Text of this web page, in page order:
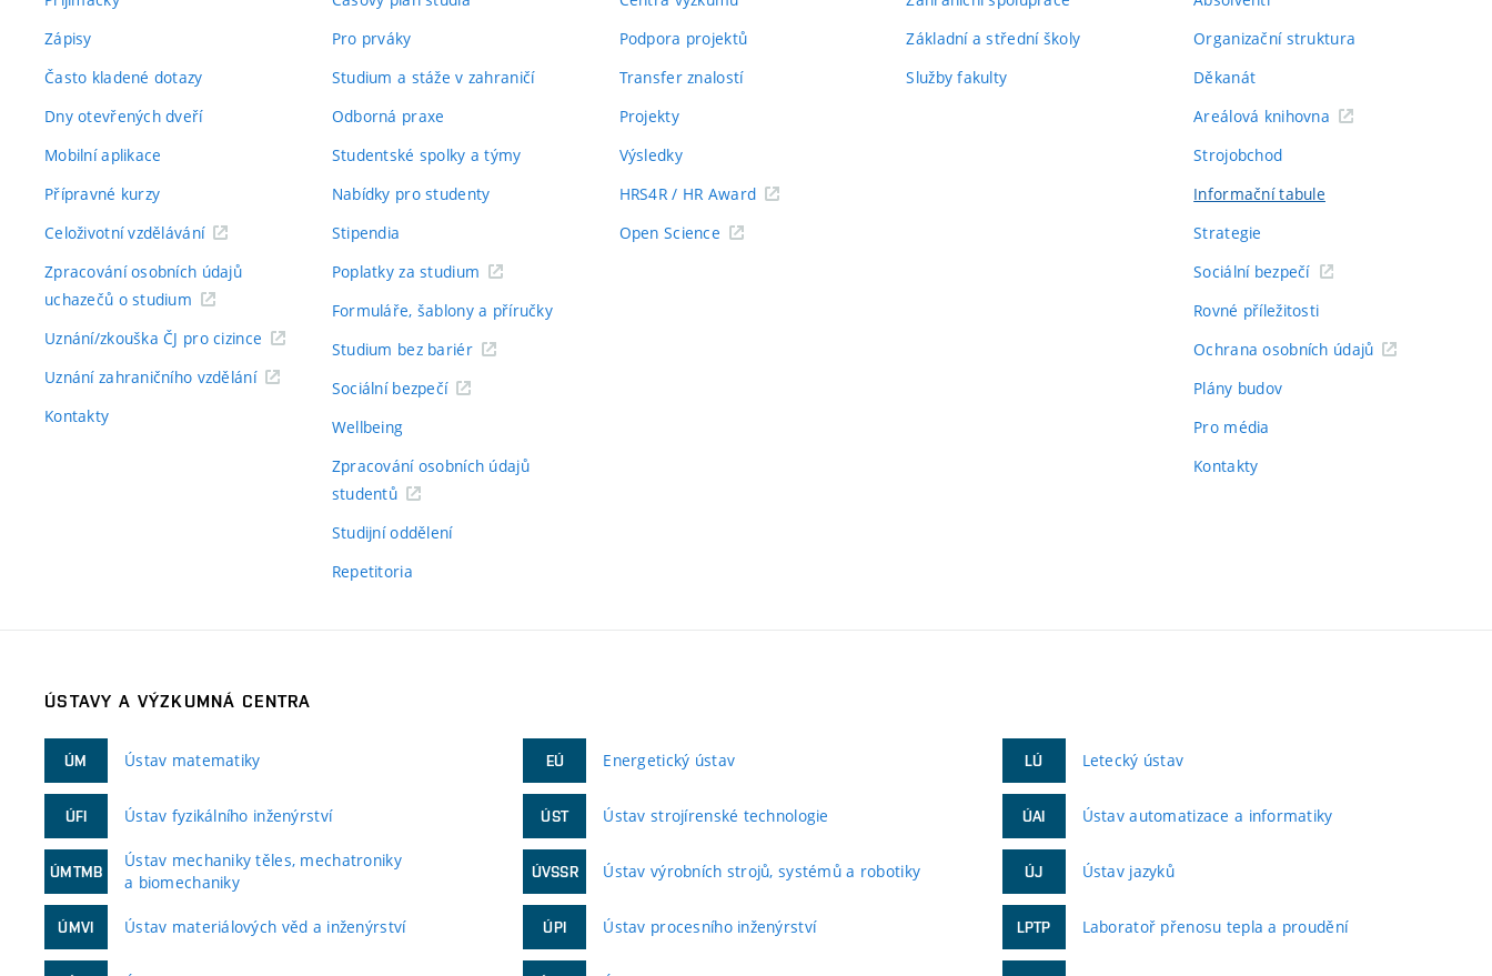
Zápisy
Často kladené dotazy
Dny otevřených dveří
Mobilní aplikace
Přípravné kurzy
Celoživotní vzdělávání
Zpracování osobních údajů
uchazečů o studium
Uznání/zkouška ČJ pro cizince
Uznání zahraničního vzdělání
Kontakty
Pro prváky
Studium a stáže v zahraničí
Odborná praxe
Studentské spolky a týmy
Nabídky pro studenty
Stipendia
Poplatky za studium
Formuláře, šablony a příručky
Studium bez bariér
Sociální bezpečí
Wellbeing
Zpracování osobních údajů
studentů
Studijní oddělení
Repetitoria
Podpora projektů
Transfer znalostí
Projekty
Výsledky
HRS4R / HR Award
Open Science
Základní a střední školy
Služby fakulty
Organizační struktura
Děkanát
Areálová knihovna
Strojobchod
Informační tabule
Strategie
Sociální bezpečí
Rovné příležitosti
Ochrana osobních údajů
Plány budov
Pro média
Kontakty
ÚSTAVY A VÝZKUMNÁ CENTRA
ÚM Ústav matematiky
ÚFI Ústav fyzikálního inženýrství
ÚMTMB
Ústav mechaniky těles, mechatroniky
a biomechaniky
ÚMVI Ústav materiálových věd a inženýrství
EÚ Energetický ústav
ÚST Ústav strojírenské technologie
ÚVSSR Ústav výrobních strojů, systémů a robotiky
ÚPI Ústav procesního inženýrství
LÚ Letecký ústav
ÚAI Ústav automatizace a informatiky
ÚJ Ústav jazyků
LPTP Laboratoř přenosu tepla a proudění